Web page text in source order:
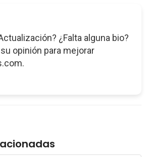
¿Falta alguna bio?
opinión para mejorar